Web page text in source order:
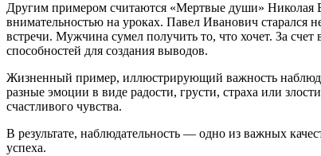
Другим примером считаются «Мертвые души» Николая
внимательностью на уроках. Павел Иванович старался
встречи. Мужчина сумел получить то, что хочет. За
способностей для создания выводов.
Жизненный пример, иллюстрирующий важность
разные эмоции в виде радости, грусти, страха или
счастливого чувства.
В результате, наблюдательность — одно из важных
успеха.